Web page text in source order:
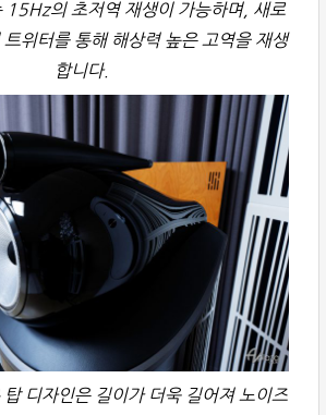
의 초저역 재생이 가능하며, 새로
위터를 통해 해상력 높은 고역을 재생
합니다.
디자인은 길이가 더욱 길어져 노이즈